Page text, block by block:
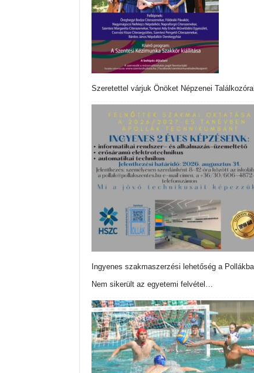
Szeretettel várjuk Önöket Népzenei
Ingyenes szakmaszerzési lehetőség a
Nem sikerült az egyetemi felvétel…